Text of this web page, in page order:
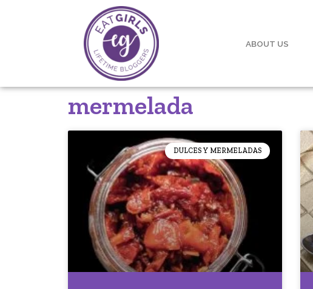
ABOUT US
mermelada
DULCES Y MERMELADAS